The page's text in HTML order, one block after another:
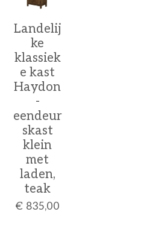
Landelij
ke
klassiek
e kast
Haydon
-
eendeur
skast
klein
met
laden,
teak
€ 835,00